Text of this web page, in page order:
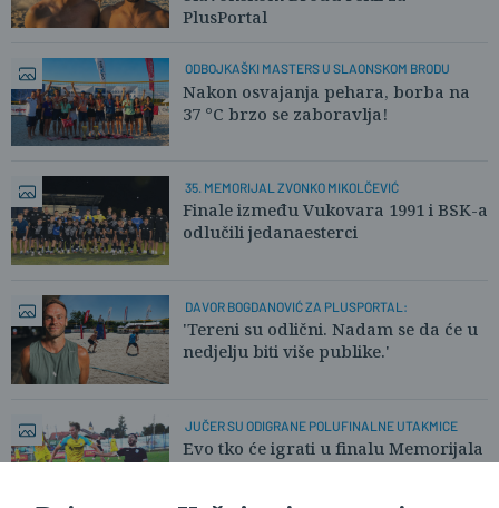
PlusPortal
ODBOJKAŠKI MASTERS U SLAONSKOM BRODU
Nakon osvajanja pehara, borba na
37 °C brzo se zaboravlja!
35. MEMORIJAL ZVONKO MIKOLČEVIĆ
Finale između Vukovara 1991 i BSK-a
odlučili jedanaesterci
DAVOR BOGDANOVIĆ ZA PLUSPORTAL:
'Tereni su odlični. Nadam se da će u
nedjelju biti više publike.'
JUČER SU ODIGRANE POLUFINALNE UTAKMICE
Evo tko će igrati u finalu Memorijala